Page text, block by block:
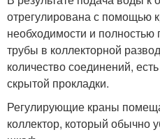
отрегулирована с помощью
необходимости и
трубы в коллекторной
количество соединений,
скрытой прокладки.
Регулирующие краны
коллектор, который обычно